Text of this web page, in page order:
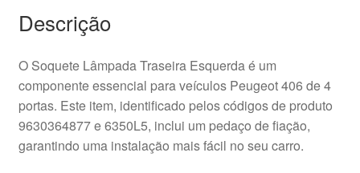
Descrição
O Soquete Lâmpada Traseira Esquerda é um
componente essencial para veículos Peugeot 406 de 4
portas. Este item, identificado pelos códigos de produto
9630364877 e 6350L5, inclui um pedaço de fiação,
garantindo uma instalação mais fácil no seu carro.